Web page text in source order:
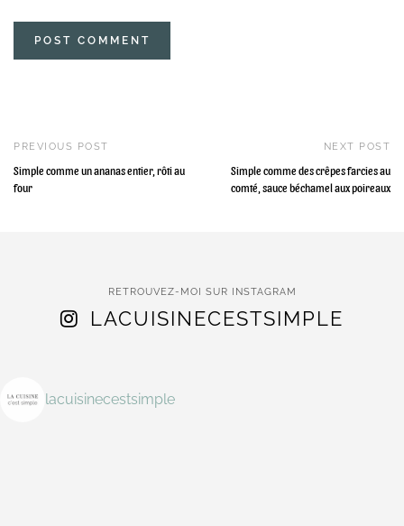
PREVIOUS POST
Simple comme un ananas entier, rôti au
four
NEXT POST
Simple comme des crêpes farcies au
comté, sauce béchamel aux poireaux
RETROUVEZ-MOI SUR INSTAGRAM
LACUISINECESTSIMPLE
lacuisinecestsimple